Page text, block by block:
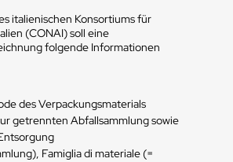
italienischen Konsortiums für
(CONAI) soll eine
folgende Informationen
des Verpackungsmaterials
getrennten Abfallsammlung sowie
Famiglia di materiale (=